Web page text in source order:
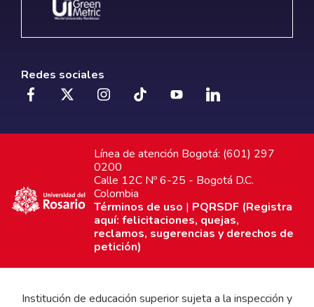
Redes sociales
Línea de atención Bogotá: (601) 297
0200
Calle 12C Nº 6-25 - Bogotá D.C.
Colombia
Términos de uso | PQRSDF (Registra
aquí: felicitaciones, quejas,
reclamos, sugerencias y derechos de
petición)
Institución de educación superior sujeta a la inspección y